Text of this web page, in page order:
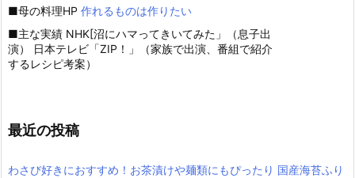
■母の料理HP 作れるものは作りたい
■主な実績 NHK[沼にハマってきいてみた」（息子出
演） 日本テレビ「ZIP！」（家族で出演、番組で紹介
するレシピ考案）
最近の投稿
わさび好きにおすすめ！お茶漬けや麺類にもぴったり 国産海苔ふり